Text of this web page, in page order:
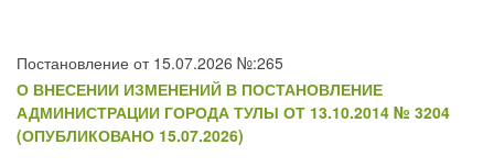
Постановление от 15.07.2026 №:265
О ВНЕСЕНИИ ИЗМЕНЕНИЙ В ПОСТАНОВЛЕНИЕ
АДМИНИСТРАЦИИ ГОРОДА ТУЛЫ ОТ 13.10.2014 № 3204
(ОПУБЛИКОВАНО 15.07.2026)